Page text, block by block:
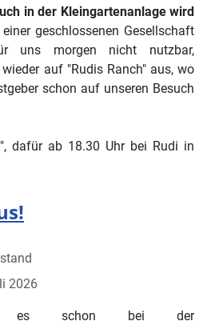
in der Kleingartenanlage wird
geschlossenen Gesellschaft
uns morgen nicht nutzbar,
auf "Rudis Ranch" aus, wo
schon auf unseren Besuch
dafür ab 18.30 Uhr bei Rudi in
2026
es schon bei der